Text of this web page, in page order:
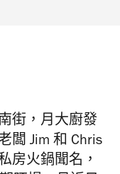
街，月大廚發
闆 Jim 和 Chris
房火鍋聞名，